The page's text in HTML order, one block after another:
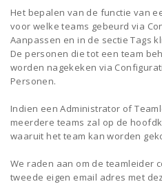
Het bepalen van de functie van
voor welke teams gebeurd via
Aanpassen en in de sectie Tags
De personen die tot een team
worden nagekeken via
Personen.
Indien een Administrator of
meerdere teams zal op de
waaruit het team kan worden
We raden aan om de teamleider
tweede eigen email adres met